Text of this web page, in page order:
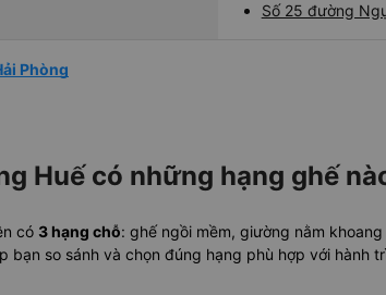
Số 25 đường
Phòng
Huế có những hạng ghế
có 3 hạng chỗ: ghế ngồi mềm, giường nằm
bạn so sánh và chọn đúng hạng phù hợp với hành